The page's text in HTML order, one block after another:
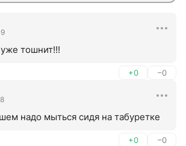
уже тошнит!!!
+0 –0
надо мыться сидя на табуретке
+0 –0